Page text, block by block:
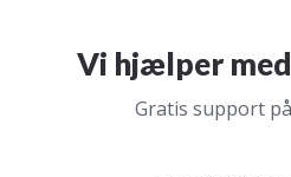
Vi hjælper
Gratis support på